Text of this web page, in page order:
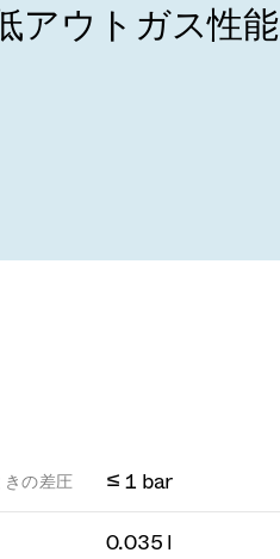
アウトガス性能
の差圧 ≤ 1 bar
0.035 l